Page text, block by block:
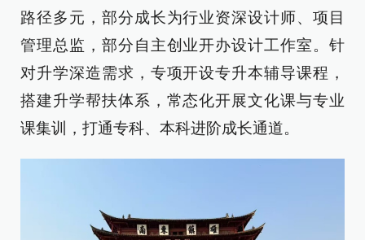
路径多元，部分成长为行业资深设计师、项目
管理总监，部分自主创业开办设计工作室。针
对升学深造需求，专项开设专升本辅导课程，
搭建升学帮扶体系，常态化开展文化课与专业
课集训，打通专科、本科进阶成长通道。